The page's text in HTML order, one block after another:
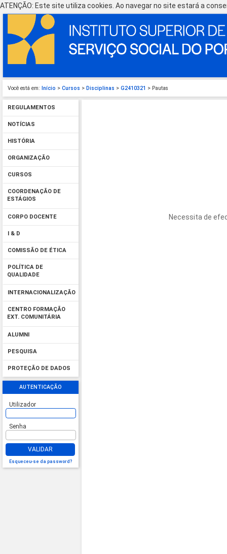
ATENÇÃO: Este site utiliza cookies. Ao navegar no site estará a
Você está em: Início > Cursos > Disciplinas > G2410321 > Pautas
REGULAMENTOS
NOTÍCIAS
HISTÓRIA
ORGANIZAÇÃO
CURSOS
COORDENAÇÃO DE
ESTÁGIOS
CORPO DOCENTE
I & D
COMISSÃO DE ÉTICA
POLÍTICA DE
QUALIDADE
INTERNACIONALIZAÇÃO
CENTRO FORMAÇÃO
EXT. COMUNITÁRIA
ALUMNI
PESQUISA
PROTEÇÃO DE DADOS
AUTENTICAÇÃO
Utilizador
Senha
VALIDAR
Esqueceu-se da password?
Necessita de